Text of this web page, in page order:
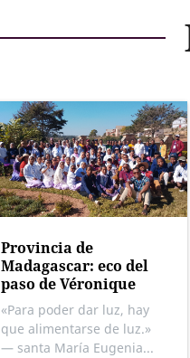
Provincia de
Madagascar: eco del
paso de Véronique
«Para poder dar luz, hay
que alimentarse de luz.»
— santa María Eugenia...